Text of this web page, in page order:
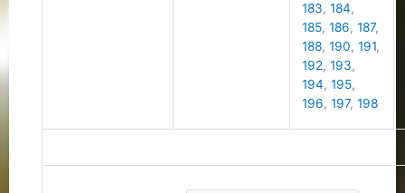
183,184,
185,186,187,
188,190,191,
192,193,
194,195,
196,197,198